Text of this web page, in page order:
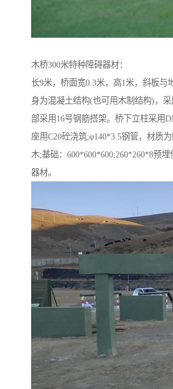
木桥300米特种障碍器材：
长9米，桥面宽0.3米，高1米，斜板与
身为混凝土结构(也可用木制结构)，采
部采用16号钢筋搭架。桥下立柱采用
座用C20砼浇筑;φ140*3.5钢管，材质
木;基础：600*600*600;260*260*8预
器材。